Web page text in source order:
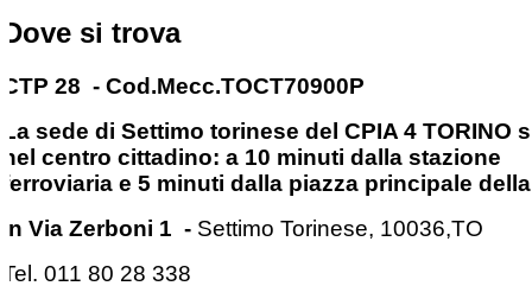
Dove si trova
CTP 28 - Cod.Mecc.TOCT70900P
La sede di Settimo torinese del CPIA 4 TORINO
nel centro cittadino: a 10 minuti dalla stazione
ferroviaria e 5 minuti dalla piazza principale
in Via Zerboni 1 - Settimo Torinese, 10036,TO
Tel. 011 80 28 338